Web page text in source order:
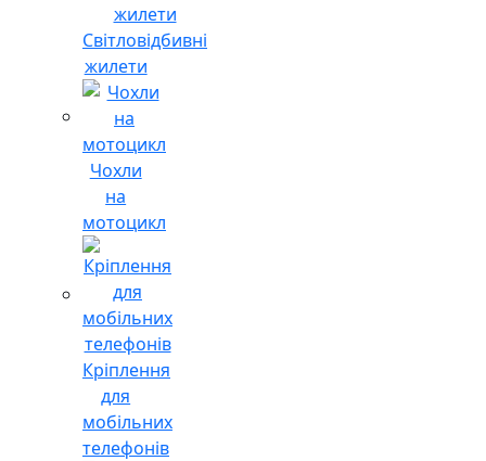
Світловідбивні
жилети
Чохли
на
мотоцикл
Кріплення
для
мобільних
телефонів